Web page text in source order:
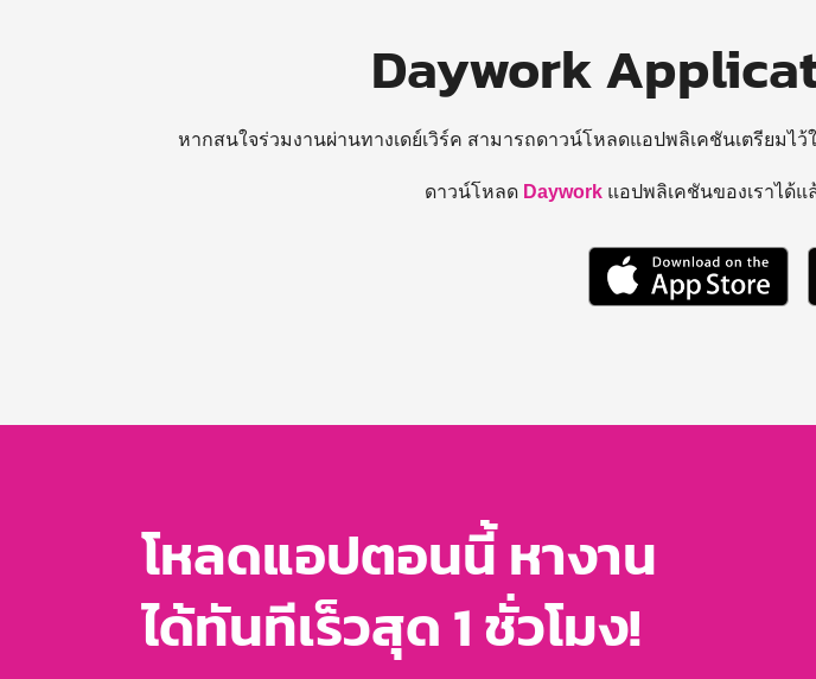
Daywork
หากสนใจร่วมงานผ่านทางเดย์เวิร์ค สามารถดาวน์โหลดแอปพลิเคชันเตรียมไว้
ดาวน์โหลด Daywork แอปพลิเคชันของเราได้แ
โหลดแอปตอนนี้ หางาน
ได้ทันทีเร็วสุด 1 ชั่วโมง!